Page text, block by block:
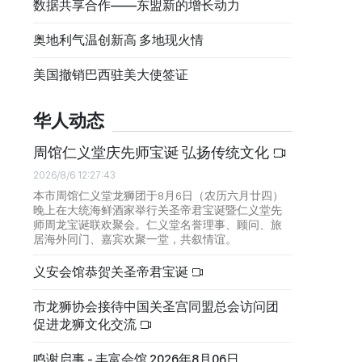
数据共享合作——东盟新的增长动力
奥地利气温创新高 多地现火情
美国撤销巴西驻美大使签证
华人动态
周馆仁义堂庆先师宝诞 弘扬传统文化
2026/8/6 12:27:43
本市周馆仁义堂龙狮团于8月6日（农历六月廿四）
晚上在大统海鲜酒家举行关圣帝君宝诞暨仁义堂先
师周龙宝诞联欢聚会。仁义堂名誉理事、顾问、旅
居海外同门、嘉宾欢聚一堂，共叙情谊。
义安会馆恭贺关圣帝君宝诞
市龙狮协会接待中国关圣宫同盟总会访问团
促进龙狮文化交流
鸣谢启事 - 丰富会馆 2026年8月06日